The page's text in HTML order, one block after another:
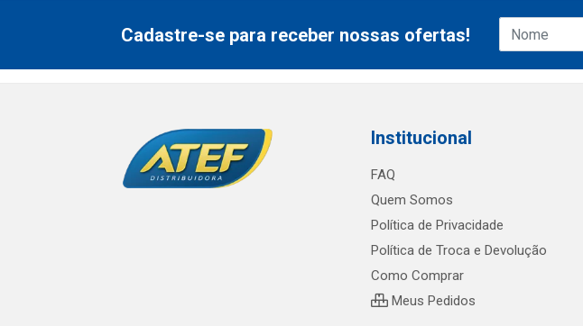
Cadastre-se para receber nossas ofertas!
Institucional
FAQ
Quem Somos
Política de Privacidade
Política de Troca e Devolução
Como Comprar
Meus Pedidos